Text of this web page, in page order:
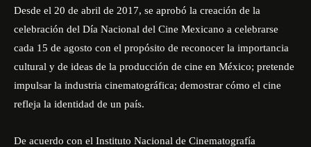
Desde el 20 de abril de 2017, se aprobó la creación de la
celebración del Día Nacional del Cine Mexicano a celebrarse
cada 15 de agosto con el propósito de reconocer la importancia
cultural y de ideas de la producción de cine en México; pretende
impulsar la industria cinematográfica; demostrar cómo el cine
refleja la identidad de un país.
De acuerdo con el Instituto Nacional de Cinematografía